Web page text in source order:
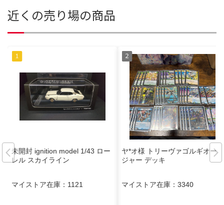
近くの売り場の商品
未開封 ignition model 1/43 ロー
レル スカイライン
マイストア在庫： 1121
ヤ*オ様 トリーヴァゴルギオー
ジャー デッキ
マイストア在庫： 3340